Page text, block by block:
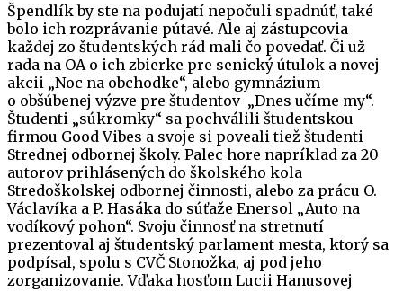
Špendlík by ste na podujatí nepočuli spadnúť, také
bolo ich rozprávanie pútavé. Ale aj zástupcovia
každej zo študentských rád mali čo povedať. Či už
rada na OA o ich zbierke pre senický útulok a novej
akcii „Noc na obchodke“, alebo gymnázium
o obšúbenej výzve pre študentov „Dnes učíme my“.
Študenti „súkromky“ sa pochválili študentskou
firmou Good Vibes a svoje si poveali tiež študenti
Strednej odbornej školy. Palec hore napríklad za 20
autorov prihlásených do školského kola
Stredoškolskej odbornej činnosti, alebo za prácu O.
Václavíka a P. Hasáka do súťaže Enersol „Auto na
vodíkový pohon“. Svoju činnosť na stretnutí
prezentoval aj študentský parlament mesta, ktorý sa
podpísal, spolu s CVČ Stonožka, aj pod jeho
zorganizovanie. Vďaka hosťom Lucii Hanusovej